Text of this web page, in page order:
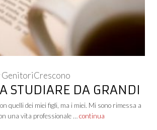
STUDIARE DA GRANDI
GenitoriCrescono
quelli dei miei figli, ma i miei. Mi sono rimessa a
una vita professionale …continua